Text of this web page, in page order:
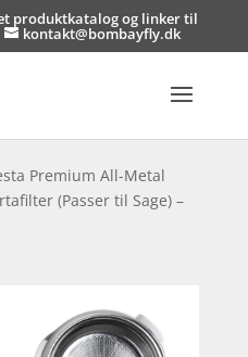
et produktkatalog og linker til
kontakt@bombayfly.dk
Premium All-Metal
(Passer til Sage) –